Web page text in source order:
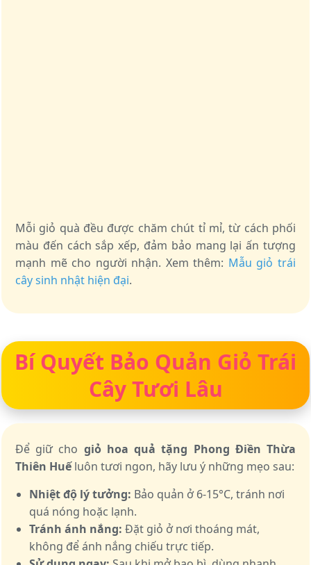
Mỗi giỏ quà đều được chăm chút tỉ mỉ, từ cách phối
màu đến cách sắp xếp, đảm bảo mang lại ấn tượng
mạnh mẽ cho người nhận. Xem thêm: Mẫu giỏ trái
cây sinh nhật hiện đại.
Bí Quyết Bảo Quản Giỏ Trái
Cây Tươi Lâu
Để giữ cho giỏ hoa quả tặng Phong Điền Thừa
Thiên Huếluôn tươi ngon, hãy lưu ý những mẹo sau:
Nhiệt độ lý tưởng: Bảo quản ở 6-15°C, tránh nơi
quá nóng hoặc lạnh.
Tránh ánh nắng: Đặt giỏ ở nơi thoáng mát,
không để ánh nắng chiếu trực tiếp.